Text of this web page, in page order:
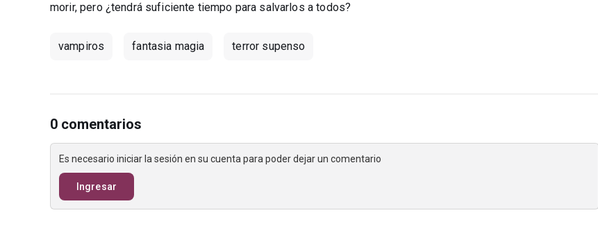
morir, pero ¿tendrá suficiente tiempo para salvarlos a todos?
vampiros fantasia magia terror supenso
0 comentarios
Es necesario iniciar la sesión en su cuenta para poder dejar un comentario
Ingresar